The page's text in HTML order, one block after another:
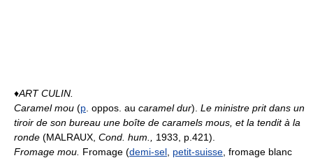
♦ART CULIN.
Caramel mou (p . oppos. au caramel dur). Le ministre prit dans un
tiroir de son bureau une boîte de caramels mous, et la tendit à la
ronde (MALRAUX, Cond. hum., 1933, p.421).
Fromage mou. Fromage (demi-sel petit-suisse , fromage blanc